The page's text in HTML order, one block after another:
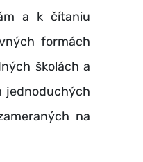
a k čítaniu
formách
školách a
jednoduchých
na